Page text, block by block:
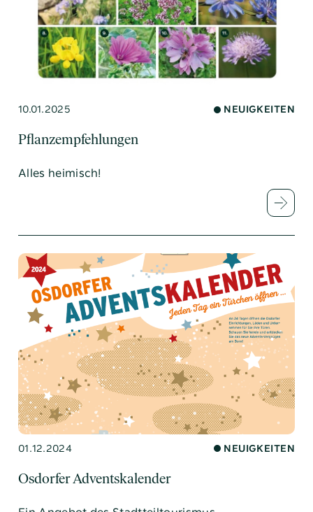
10.01.2025 NEUIGKEITEN
Pflanzempfehlungen
Alles heimisch!
01.12.2024 NEUIGKEITEN
Osdorfer Adventskalender